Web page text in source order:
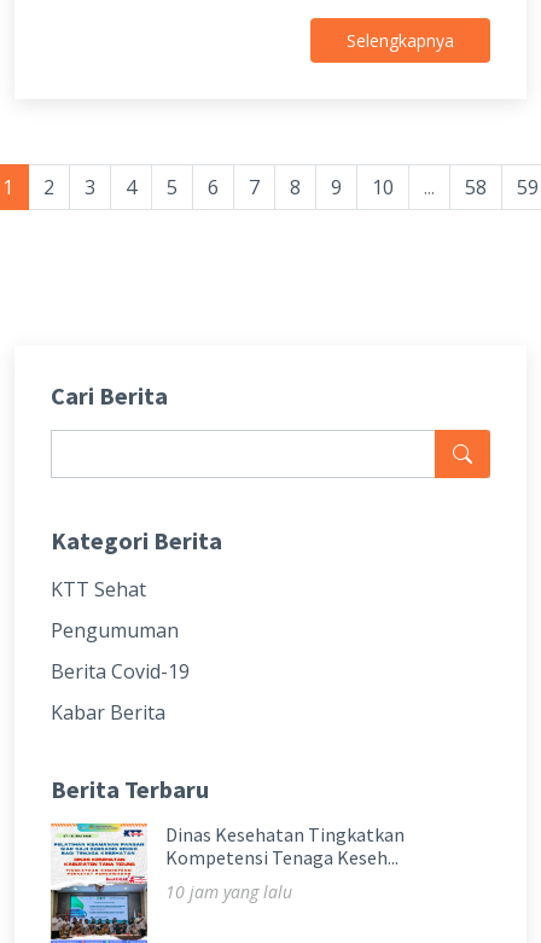
Selengkapnya
1 2 3 4 5 6 7 8 9 10 ... 58 59
Cari Berita
Kategori Berita
KTT Sehat
Pengumuman
Berita Covid-19
Kabar Berita
Berita Terbaru
Dinas Kesehatan Tingkatkan
Kompetensi Tenaga Keseh...
10 jam yang lalu